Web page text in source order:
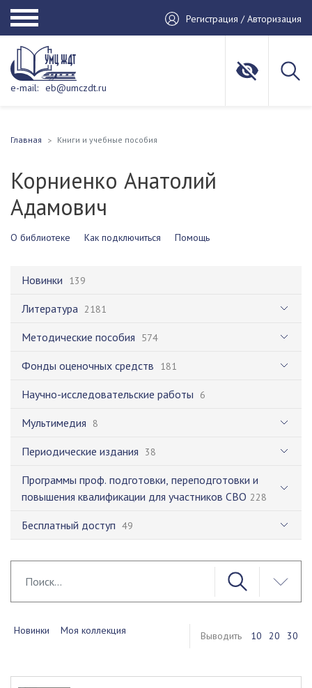
Регистрация / Авторизация
e-mail: eb@umczdt.ru
Главная Книги и учебные пособия
Корниенко Анатолий
Адамович
О библиотеке Как подключиться Помощь
Новинки 139
Литература 2181
Методические пособия 574
Фонды оценочных средств 181
Научно-исследовательские работы 6
Мультимедия 8
Периодические издания 38
Программы проф. подготовки, переподготовки и
повышения квалификации для участников СВО 228
Бесплатный доступ 49
Новинки Моя коллекция Выводить 10 20 30